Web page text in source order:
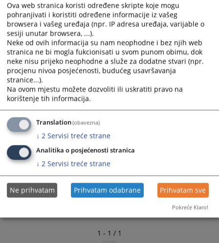
Prateći dokumenti
Spisak sudskih vještaka
Spisak pravnih lica za vještačenje
1 - 1 / 1
Ova web stranica koristi određene skripte koje mogu
pohranjivati i koristiti određene informacije iz vašeg
browsera i vašeg uređaja (npr. IP adresa uređaja, varijable o
sesiji unutar browsera, ...).
Neke od ovih informacija su nam neophodne i bez njih web
stranica ne bi mogla fukcionisati u svom punom obimu, dok
neke nisu prijeko neophodne a služe za dodatne stvari (npr.
procjenu nivoa posjećenosti, budućeg usavršavanja
stranice...).
Na ovom mjestu možete dozvoliti ili uskratiti pravo na
korištenje tih informacija.
Translation(obavezna)
↓ 2 Servisi treće strane
Analitika o posjećenosti stranica
↓ 2 Servisi treće strane
Ne prihvatam Prihvatam odabrane Prihvatam sve
Pokreće Klaro!